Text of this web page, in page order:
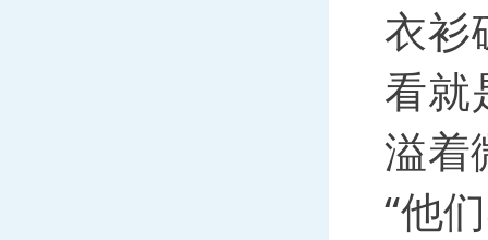
衣衫
看就
溢着
“他